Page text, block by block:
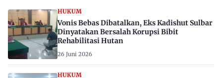
HUKUM
Vonis Bebas Dibatalkan, Eks Kadishut Sulbar
Dinyatakan Bersalah Korupsi Bibit
Rehabilitasi Hutan
26 Juni 2026
HUKUM